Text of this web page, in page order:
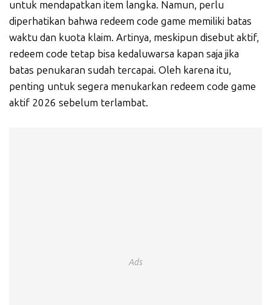
untuk mendapatkan item langka. Namun, perlu
diperhatikan bahwa redeem code game memiliki batas
waktu dan kuota klaim. Artinya, meskipun disebut aktif,
redeem code tetap bisa kedaluwarsa kapan saja jika
batas penukaran sudah tercapai. Oleh karena itu,
penting untuk segera menukarkan redeem code game
aktif 2026 sebelum terlambat.
Ads